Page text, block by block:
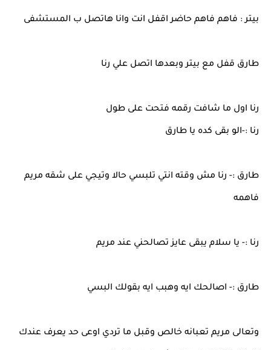
بيتر : فاهم فاهم حاضر اقفل انت وانا هاتصل ب المستشفى
طارق قفل مع بيتر وبعدها اتصل علي رنا
رنا اول ما شافت رقمه فتحت على طول
رنا :-الو بقى كده يا طارق
طارق :- رنا مش وقته انتي تلبسي حالا وتيجي على شقه مريم
فاهمه
رنا :- يا سلام يبقى عايز تصالحني عند مريم
طارق :- اصالحك ايه وهبب ايه بقولك البسي
وتعالى مريم تعبانه خالص وقبل ما تردي اوعى حد يعرف عندك